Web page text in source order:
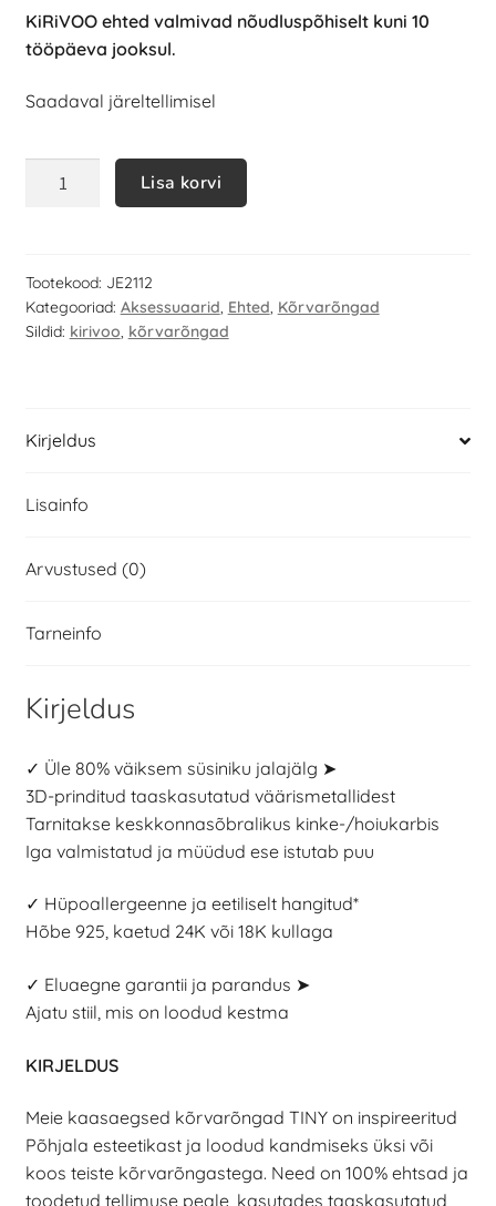
KiRiVOO ehted valmivad nõudluspõhiselt kuni 10
tööpäeva jooksul.
Saadaval järeltellimisel
Lisa korvi
Tootekood: JE2112
Kategooriad: Aksessuaarid, Ehted, Kõrvarõngad
Sildid: kirivoo, kõrvarõngad
Kirjeldus
Lisainfo
Arvustused (0)
Tarneinfo
Kirjeldus
✓ Üle 80% väiksem süsiniku jalajälg ➤
3D-prinditud taaskasutatud väärismetallidest
Tarnitakse keskkonnasõbralikus kinke-/hoiukarbis
Iga valmistatud ja müüdud ese istutab puu
✓ Hüpoallergeenne ja eetiliselt hangitud*
Hõbe 925, kaetud 24K või 18K kullaga
✓ Eluaegne garantii ja parandus ➤
Ajatu stiil, mis on loodud kestma
KIRJELDUS
Meie kaasaegsed kõrvarõngad TINY on inspireeritud
Põhjala esteetikast ja loodud kandmiseks üksi või
koos teiste kõrvarõngastega. Need on 100% ehtsad ja
toodetud tellimuse peale, kasutades taaskasutatud